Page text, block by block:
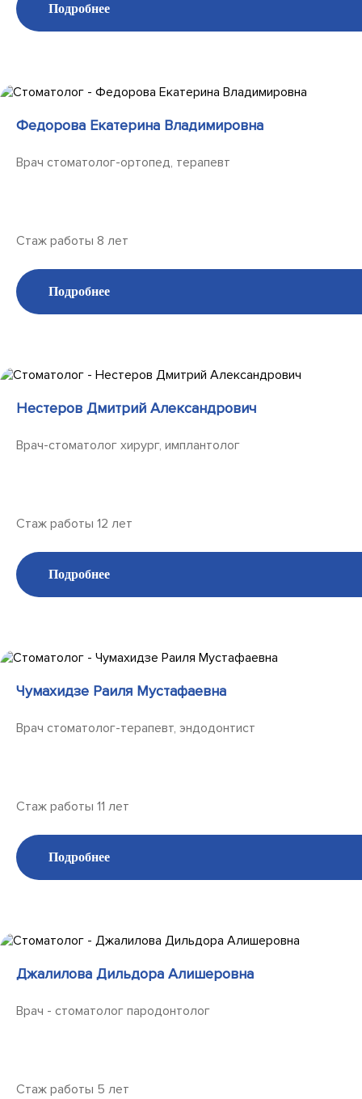
Подробнее
Федорова Екатерина Владимировна
Врач стоматолог-ортопед, терапевт
Стаж работы 8 лет
Подробнее
Нестеров Дмитрий Александрович
Врач-стоматолог хирург, имплантолог
Стаж работы 12 лет
Подробнее
Чумахидзе Раиля Мустафаевна
Врач стоматолог-терапевт, эндодонтист
Стаж работы 11 лет
Подробнее
Джалилова Дильдора Алишеровна
Врач - стоматолог пародонтолог
Стаж работы 5 лет